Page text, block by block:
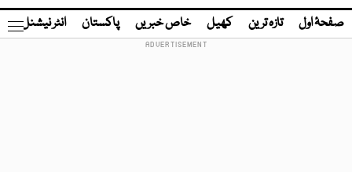
صفحۂ اول تازہ ترین کھیل خاص خبریں پاکستان انٹر نیشنل